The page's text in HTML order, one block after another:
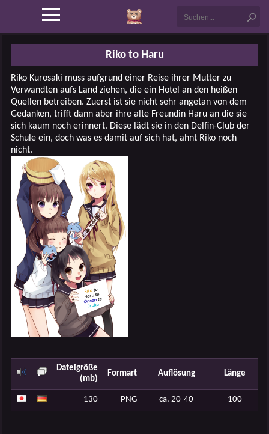
Riko to Haru
Riko Kurosaki muss aufgrund einer Reise ihrer Mutter zu
Verwandten aufs Land ziehen, die ein Hotel an den heißen
Quellen betreiben. Zuerst ist sie nicht sehr angetan von dem
Gedanken, trifft dann aber ihre alte Freundin Haru an die sie
sich kaum noch erinnert. Diese lädt sie in den Delfin-Club der
Schule ein, doch was es damit auf sich hat, ahnt Riko noch
nicht.
Dateigröße
(mb)
Formart Auflösung Länge
130 PNG ca. 20-40 100